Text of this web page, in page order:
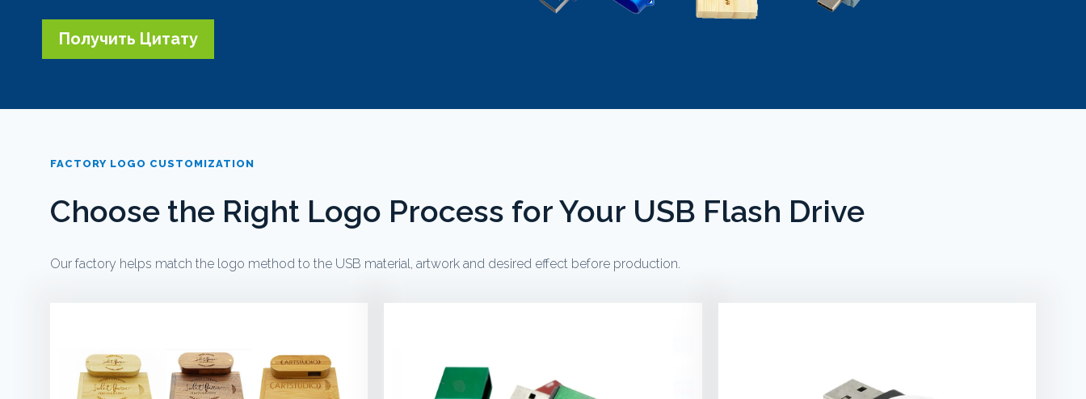
Получить Цитату
FACTORY LOGO CUSTOMIZATION
Choose the Right Logo Process for Your USB Flash Drive
Our factory helps match the logo method to the USB material, artwork and desired effect before production.